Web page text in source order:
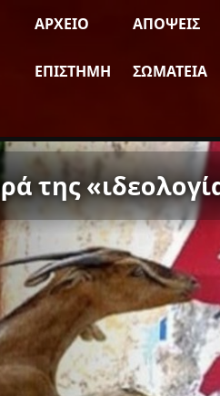
ΑΡΧΕΊΟ ΑΠΌΨΕΙΣ
ΕΠΙΣΤΉΜΗ ΣΩΜΑΤΕΊΑ
της